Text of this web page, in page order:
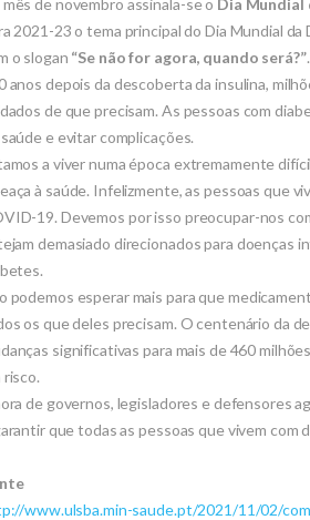
2021-23 o tema principal do Dia Mundial
o slogan “Se não for agora, quando será?”.
anos depois da descoberta da insulina,
de que precisam. As pessoas com
e evitar complicações.
a viver numa época extremamente
à saúde. Infelizmente, as pessoas que
19. Devemos por isso preocupar-nos
demasiado direcionados para doenças
podemos esperar mais para que
os que deles precisam. O centenário da
significativas para mais de 460
risco.
de governos, legisladores e defensores
que todas as pessoas que vivem com
www.ulsba.min-saude.pt/2021/11/02/